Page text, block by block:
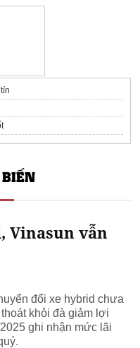
Vinasun vẫn
đổi xe hybrid chưa
khỏi đà giảm lợi
ghi nhận mức lãi